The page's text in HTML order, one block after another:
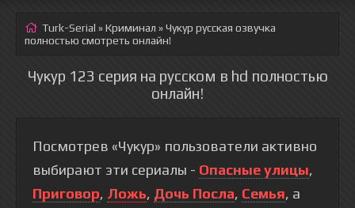
Turk-Serial »Криминал » Чукур русская озвучка
полностью смотреть онлайн!
Чукур 123 серия на русском в hd полностью
онлайн!
Посмотрев «Чукур» пользователи активно
выбирают эти сериалы - Опасные улицы,
Приговор, Ложь, Дочь Посла, Семья, а